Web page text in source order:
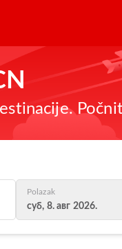
Polazak
суб, 8. авг 2026.